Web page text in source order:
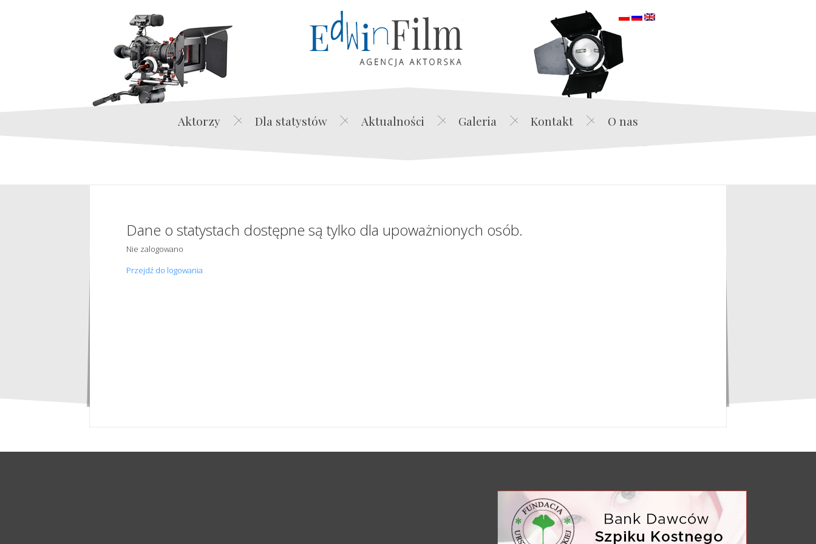
Edwin Film Agencja Aktorska
Aktorzy Dla statystów Aktualności Galeria Kontakt O nas
Dane o statystach dostępne są tylko dla upoważnionych osób.
Nie zalogowano
Przejdź do logowania